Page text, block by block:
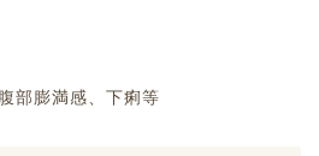
部膨満感、下痢等